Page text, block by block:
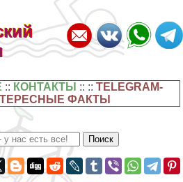
:: КОНТАКТЫ :: ::TELEGRAM-
ФАКТЫ